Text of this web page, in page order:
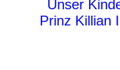
Unser
Prinz Killian